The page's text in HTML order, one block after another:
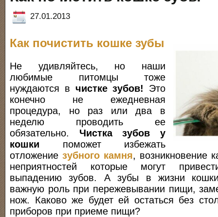
27.01.2013
Как почистить кошке зубы
Не удивляйтесь, но наши
любимые питомцы тоже
нуждаются в чистке зубов!
Это
конечно не ежедневная
процедура, но раз или два в
неделю проводить ее
обязательно. Чистка зубов у
кошки поможет избежать
отложение зубного камня, возникновение
неприятностей которые могут
выпадению зубов. А зубы в жизни
важную роль при пережевывании пищи,
нож. Каково же будет ей остаться без
приборов при приеме пищи?